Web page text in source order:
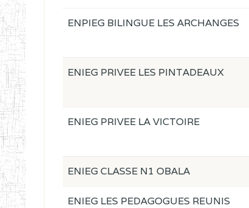
ENPIEG BILINGUE LES ARCHANGES
ENIEG PRIVEE LES PINTADEAUX
ENIEG PRIVEE LA VICTOIRE
ENIEG CLASSE N1 OBALA
ENIEG LES PEDAGOGUES REUNIS